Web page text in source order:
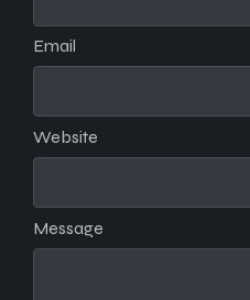
Message
Email
Website